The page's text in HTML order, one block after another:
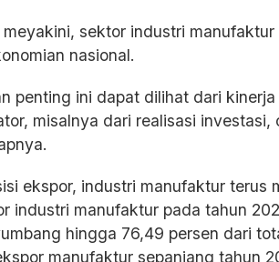
sektor industri
nasional.
penting ini dapat dilihat dari
misalnya dari realisasi
ekspor, industri manufaktur terus
industri manufaktur pada tahun
hingga 76,49 persen dari
manufaktur sepanjang tahun